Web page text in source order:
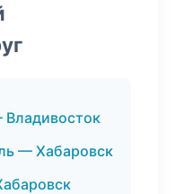
— Хабаровск